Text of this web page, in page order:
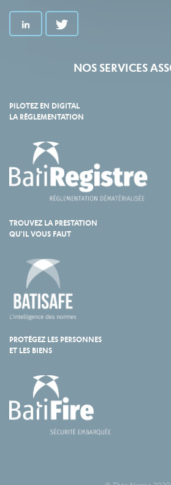
NOS SERVICES
PILOTEZ EN DIGITAL
LA RÉGLEMENTATION
TROUVEZ LA PRESTATION
QU'IL VOUS FAUT
PROTÉGEZ LES PERSONNES
ET LES BIENS